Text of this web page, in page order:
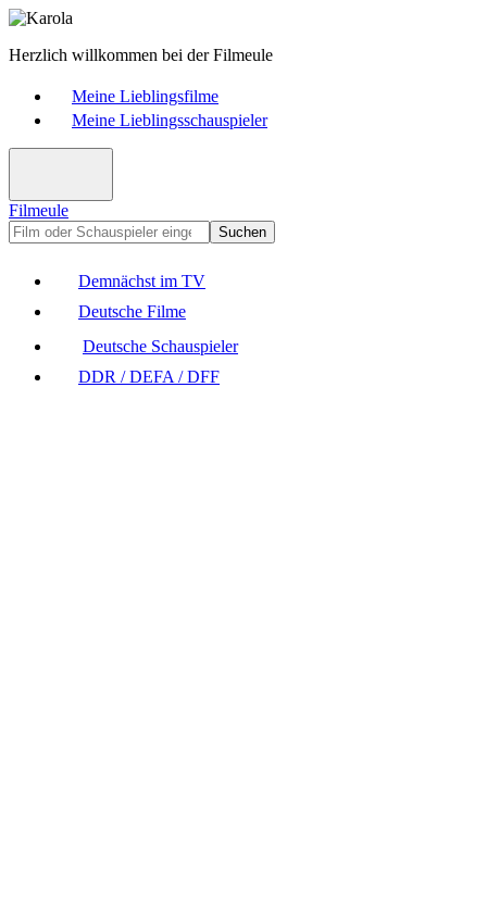
Herzlich willkommen bei der Filmeule
Meine Lieblingsfilme
Meine Lieblingsschauspieler
Filmeule
Suchen
Demnächst im TV
Deutsche Filme
Deutsche Schauspieler
DDR / DEFA / DFF